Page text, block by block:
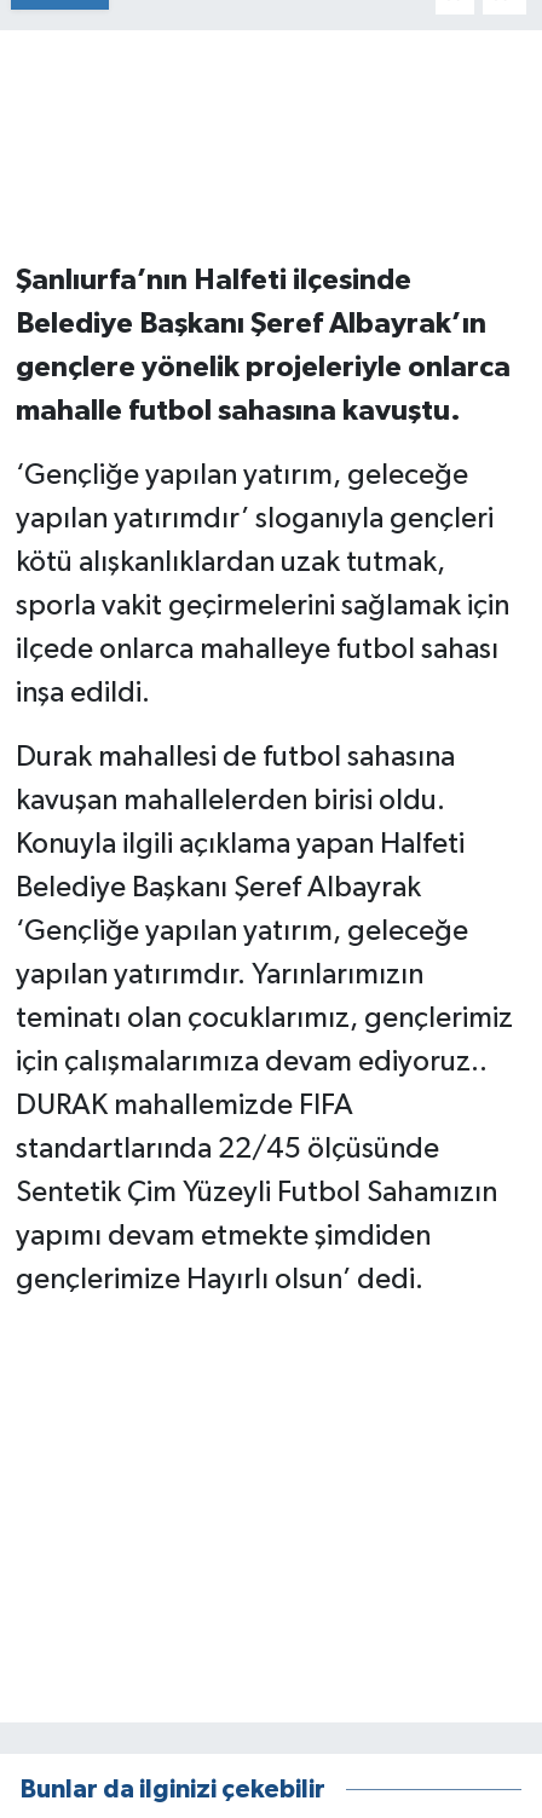
Şanlıurfa’nın Halfeti ilçesinde
Belediye Başkanı Şeref Albayrak’ın
gençlere yönelik projeleriyle onlarca
mahalle futbol sahasına kavuştu.
‘Gençliğe yapılan yatırım, geleceğe
yapılan yatırımdır’ sloganıyla gençleri
kötü alışkanlıklardan uzak tutmak,
sporla vakit geçirmelerini sağlamak için
ilçede onlarca mahalleye futbol sahası
inşa edildi.
Durak mahallesi de futbol sahasına
kavuşan mahallelerden birisi oldu.
Konuyla ilgili açıklama yapan Halfeti
Belediye Başkanı Şeref Albayrak
‘Gençliğe yapılan yatırım, geleceğe
yapılan yatırımdır. Yarınlarımızın
teminatı olan çocuklarımız, gençlerimiz
için çalışmalarımıza devam ediyoruz..
DURAK mahallemizde FIFA
standartlarında 22/45 ölçüsünde
Sentetik Çim Yüzeyli Futbol Sahamızın
yapımı devam etmekte şimdiden
gençlerimize Hayırlı olsun’ dedi.
Bunlar da ilginizi çekebilir